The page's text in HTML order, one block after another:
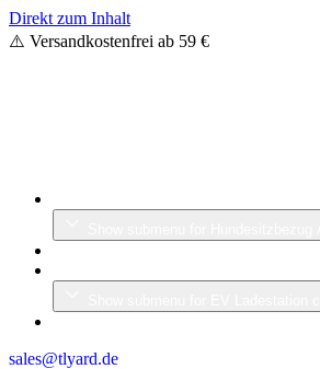
Direkt zum Inhalt
⚠️ Versandkostenfrei ab 59 €
sales@tlyard.de